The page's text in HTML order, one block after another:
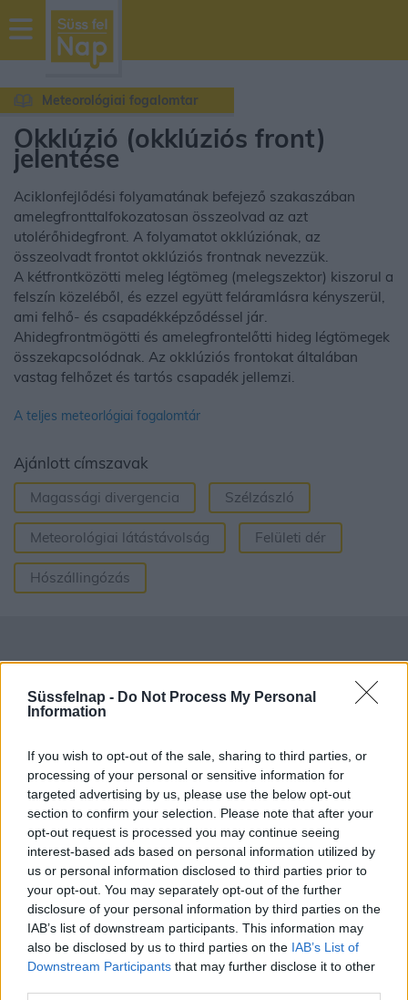
Süssfelnap - Do Not Process My Personal
Information
If you wish to opt-out of the sale, sharing to third parties, or
processing of your personal or sensitive information for
targeted advertising by us, please use the below opt-out
section to confirm your selection. Please note that after your
opt-out request is processed you may continue seeing
interest-based ads based on personal information utilized by
us or personal information disclosed to third parties prior to
your opt-out. You may separately opt-out of the further
disclosure of your personal information by third parties on the
IAB’s list of downstream participants. This information may
also be disclosed by us to third parties on the IAB’s List of
Downstream Participants that may further disclose it to other
sussfelnap.hu
időjárás
Meteorológiai fogalomtar
Okklúzió (okklúziós front)
jelentése
Aciklonfejlődési folyamatának befejező szakaszában
amelegfronttalfokozatosan összeolvad az azt
utolérőhidegfront. A folyamatot okklúziónak, az
összeolvadt frontot okklúziós frontnak nevezzük.
A kétfrontközötti meleg légtömeg (melegszektor) kiszorul a
felszín közeléből, és ezzel együtt feláramlásra kényszerül,
ami felhő- és csapadékképződéssel jár.
Ahidegfrontmögötti és amelegfrontelőtti hideg légtömegek
összekapcsolódnak. Az okklúziós frontokat általában
vastag felhőzet és tartós csapadék jellemzi.
A teljes meteorlógiai fogalomtár
Ajánlott címszavak
Magassági divergencia Szélzászló
Meteorológiai látástávolság Felületi dér
Hószállingózás
Aktuális időjárás Óránkénti előrejelzés
30/60/90 napos előrejelzés
Vészjelzések, figyelmeztetések Orvosmeteorológia
Felhőkép Hőtérkép Páratartalom